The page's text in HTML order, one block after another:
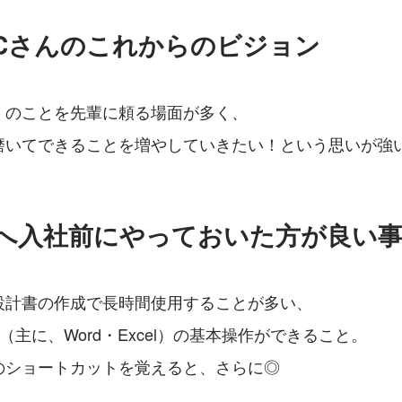
さんのこれからのビジョン
ことを先輩に頼る場面が多く、
てできることを増やしていきたい！という思いが強
入社前にやっておいた方が良い事
書の作成で長時間使用することが多い、
主に、Word・Excel）の基本操作ができること。
ショートカットを覚えると、さらに◎